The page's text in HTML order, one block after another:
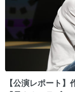
【公演レポート